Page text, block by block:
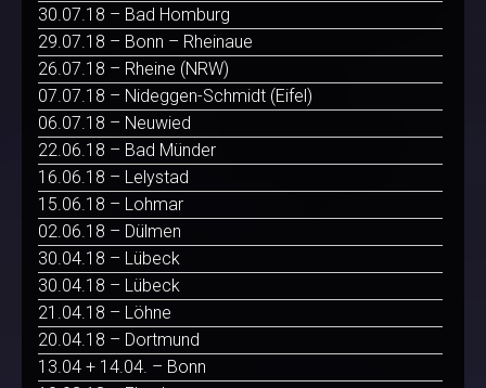
30.07.18 – Bad Homburg
29.07.18 – Bonn – Rheinaue
26.07.18 – Rheine (NRW)
07.07.18 – Nideggen-Schmidt (Eifel)
06.07.18 – Neuwied
22.06.18 – Bad Münder
16.06.18 – Lelystad
15.06.18 – Lohmar
02.06.18 – Dülmen
30.04.18 – Lübeck
30.04.18 – Lübeck
21.04.18 – Löhne
20.04.18 – Dortmund
13.04 + 14.04. – Bonn